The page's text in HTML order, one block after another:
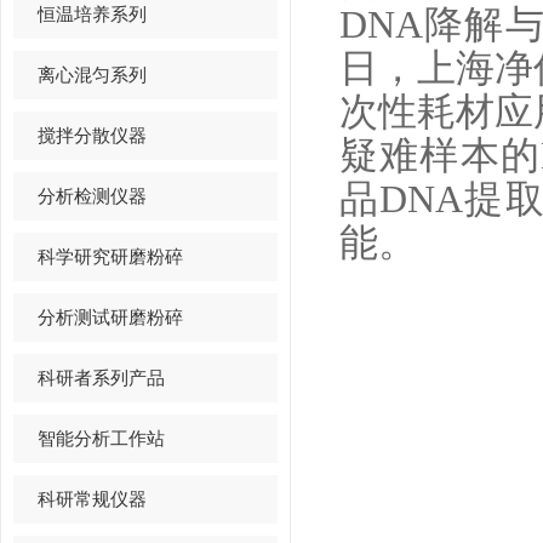
恒温培养系列
离心混匀系列
搅拌分散仪器
分析检测仪器
科学研究研磨粉碎
分析测试研磨粉碎
科研者系列产品
智能分析工作站
科研常规仪器
DNA降解
日，上海
次性耗材
疑难样本
品DNA提
能。